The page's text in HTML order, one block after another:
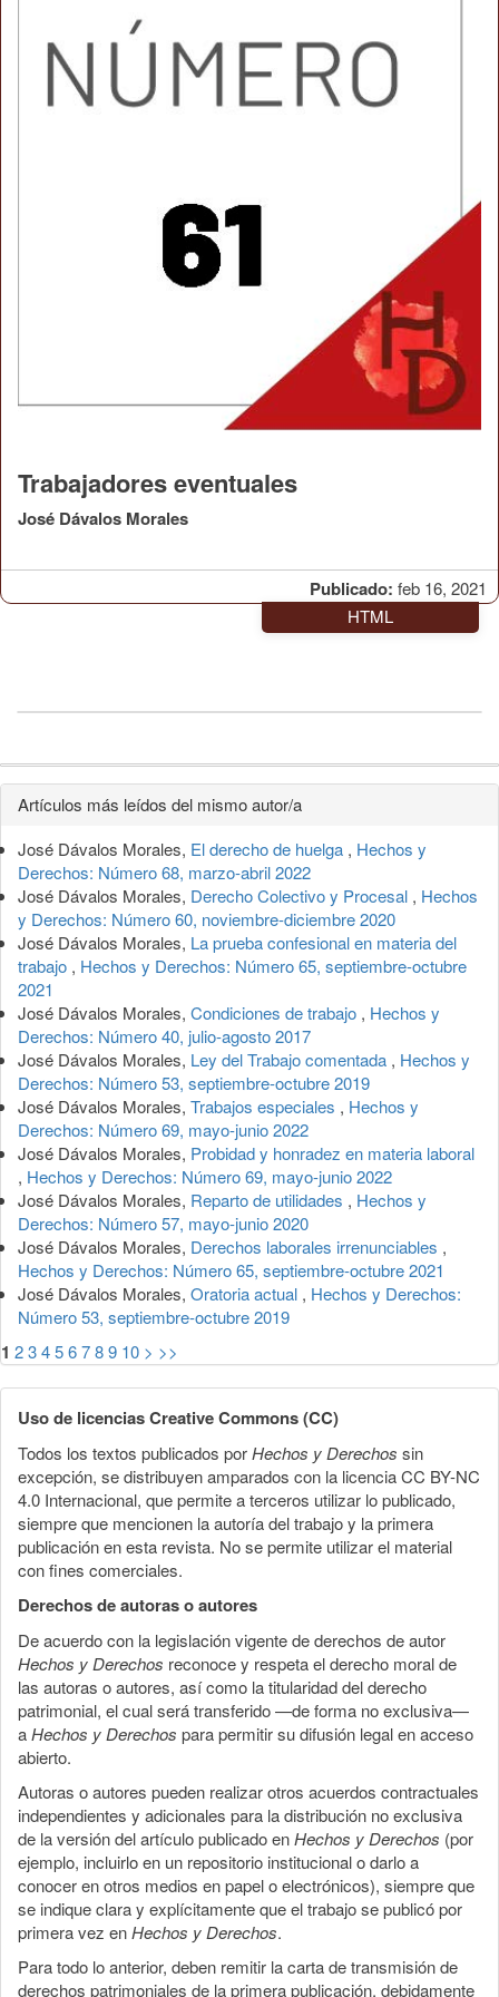
Publicado: feb 16, 2021
Trabajadores eventuales
José Dávalos Morales
HTML
Detalles
del
artículo
Artículos más leídos del mismo autor/a
José Dávalos Morales, El derecho de huelga , Hechos y
Derechos: Número 68, marzo-abril 2022
José Dávalos Morales, Derecho Colectivo y Procesal , Hechos
y Derechos: Número 60, noviembre-diciembre 2020
José Dávalos Morales, La prueba confesional en materia del
trabajo , Hechos y Derechos: Número 65, septiembre-octubre
2021
José Dávalos Morales, Condiciones de trabajo , Hechos y
Derechos: Número 40, julio-agosto 2017
José Dávalos Morales, Ley del Trabajo comentada , Hechos y
Derechos: Número 53, septiembre-octubre 2019
José Dávalos Morales, Trabajos especiales , Hechos y
Derechos: Número 69, mayo-junio 2022
José Dávalos Morales, Probidad y honradez en materia laboral
, Hechos y Derechos: Número 69, mayo-junio 2022
José Dávalos Morales, Reparto de utilidades , Hechos y
Derechos: Número 57, mayo-junio 2020
José Dávalos Morales, Derechos laborales irrenunciables ,
Hechos y Derechos: Número 65, septiembre-octubre 2021
José Dávalos Morales, Oratoria actual , Hechos y Derechos:
Número 53, septiembre-octubre 2019
1 23456789 10 > >>
Uso de licencias Creative Commons (CC)
Todos los textos publicados porHechos y Derechos sin
excepción, se distribuyen amparados con la licencia CC BY-NC
4.0 Internacional, que permite a terceros utilizar lo publicado,
siempre que mencionen la autoría del trabajo y la primera
publicación en esta revista. No se permite utilizar el material
con fines comerciales.
Derechos de autoras o autores
De acuerdo con la legislación vigente de derechos de autor
Hechos y Derechos reconoce y respeta el derecho moral de
las autoras o autores, así como la titularidad del derecho
patrimonial, el cual será transferido —de forma no exclusiva—
aHechos y Derechos para permitir su difusión legal en acceso
abierto.
Autoras o autores pueden realizar otros acuerdos contractuales
independientes y adicionales para la distribución no exclusiva
de la versión del artículo publicado enHechos y Derechos (por
ejemplo, incluirlo en un repositorio institucional o darlo a
conocer en otros medios en papel o electrónicos), siempre que
se indique clara y explícitamente que el trabajo se publicó por
primera vez enHechos y Derechos.
Para todo lo anterior, deben remitir la carta de transmisión de
derechos patrimoniales de la primera publicación, debidamente